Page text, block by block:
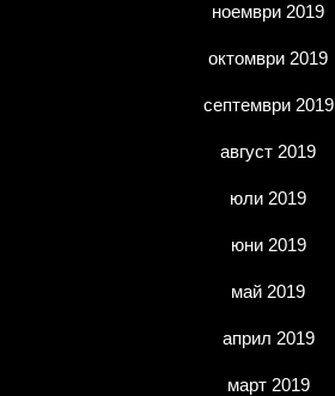
ноември 2019
октомври 2019
септември 2019
август 2019
юли 2019
юни 2019
май 2019
април 2019
март 2019